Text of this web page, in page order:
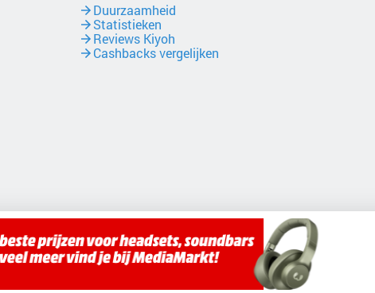
Duurzaamheid
Statistieken
Reviews Kiyoh
Cashbacks vergelijken